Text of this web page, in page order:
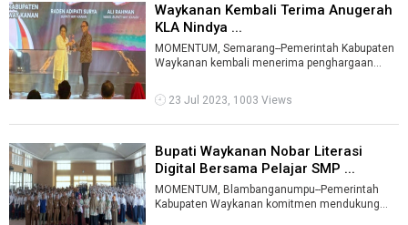
Waykanan Kembali Terima Anugerah
KLA Nindya ...
MOMENTUM, Semarang--Pemerintah Kabupaten
Waykanan kembali menerima penghargaan
Nindya ...
23 Jul 2023, 1003 Views
Bupati Waykanan Nobar Literasi
Digital Bersama Pelajar SMP ...
MOMENTUM, Blambanganumpu--Pemerintah
Kabupaten Waykanan komitmen mendukung